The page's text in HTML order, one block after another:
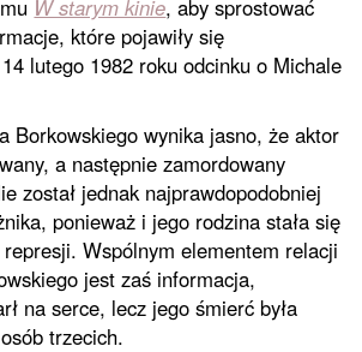
W starym kinie, aby sprostować
które pojawiły się
lutego 1982 roku odcinku o Michale
Borkowskiego wynika jasno, że aktor
a następnie zamordowany
został jednak najprawdopodobniej
ponieważ i jego rodzina stała się
Wspólnym elementem relacji
jest zaś informacja,
na serce, lecz jego śmierć była
trzecich.